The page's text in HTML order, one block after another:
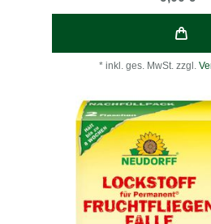
* inkl. ges. MwSt. zzgl.